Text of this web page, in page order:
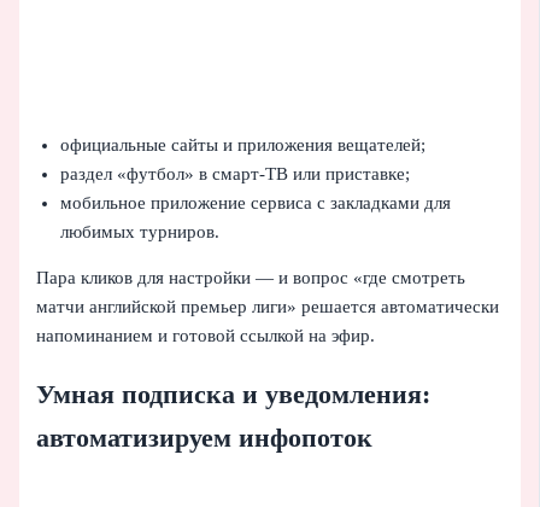
официальные сайты и приложения вещателей;
раздел «футбол» в смарт‑ТВ или приставке;
мобильное приложение сервиса с закладками для
любимых турниров.
Пара кликов для настройки — и вопрос «где смотреть
матчи английской премьер лиги» решается автоматически
напоминанием и готовой ссылкой на эфир.
Умная подписка и уведомления:
автоматизируем инфопоток